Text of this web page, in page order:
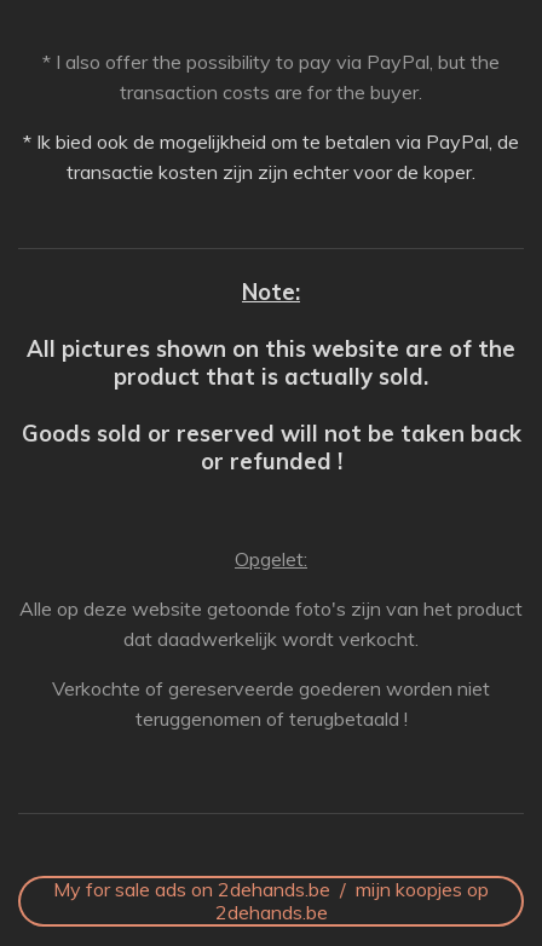
* I also offer the possibility to pay via PayPal, but the
transaction costs are for the buyer.
* Ik bied ook de mogelijkheid om te betalen via PayPal, de
transactie kosten zijn zijn echter voor de koper.
Note:
All pictures shown on this website are of the
product that is actually sold.
Goods sold or reserved will not be taken back
or refunded !
Opgelet:
Alle op deze website getoonde foto's zijn van het product
dat daadwerkelijk wordt verkocht.
Verkochte of gereserveerde goederen worden niet
teruggenomen of terugbetaald !
My for sale ads on 2dehands.be / mijn koopjes op
2dehands.be